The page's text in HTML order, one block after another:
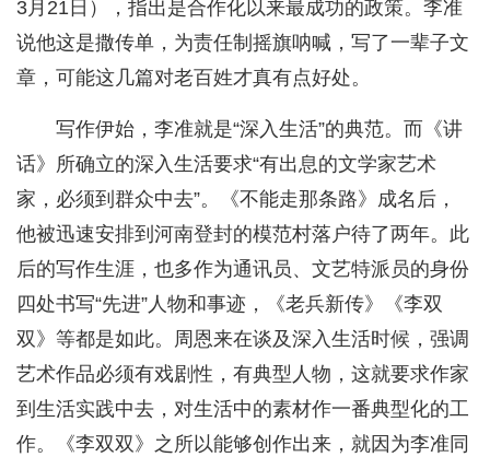
3月21日），指出是合作化以来最成功的政策。李准
说他这是撒传单，为责任制摇旗呐喊，写了一辈子文
章，可能这几篇对老百姓才真有点好处。
写作伊始，李准就是“深入生活”的典范。而《讲
话》所确立的深入生活要求“有出息的文学家艺术
家，必须到群众中去”。《不能走那条路》成名后，
他被迅速安排到河南登封的模范村落户待了两年。此
后的写作生涯，也多作为通讯员、文艺特派员的身份
四处书写“先进”人物和事迹，《老兵新传》《李双
双》等都是如此。周恩来在谈及深入生活时候，强调
艺术作品必须有戏剧性，有典型人物，这就要求作家
到生活实践中去，对生活中的素材作一番典型化的工
作。《李双双》之所以能够创作出来，就因为李准同